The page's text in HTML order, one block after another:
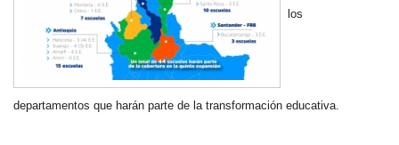
los
departamentos que harán parte de la transformación educativa.